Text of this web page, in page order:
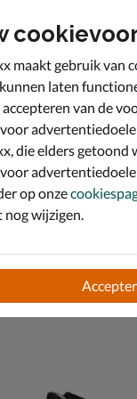
Skool
maakt gebruik van
laten
van de
die elders getoond
op onze
nog wijzigen.